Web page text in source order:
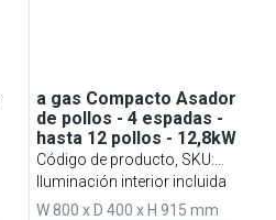
a gas Compacto Asador
de pollos - 4 espadas -
hasta 12 pollos - 12,8kW
Código de producto, SKU:
MHGGM412
Iluminación interior incluida
W 800 x D 400 x H 915 mm